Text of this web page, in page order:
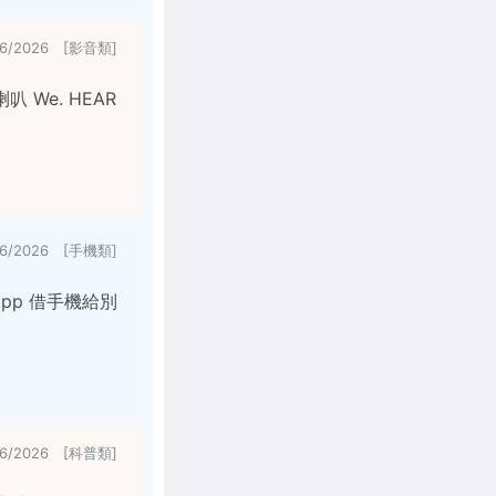
2026 [影音類]
叭 We. HEAR
2026 [手機類]
借手機給別
2026 [科普類]